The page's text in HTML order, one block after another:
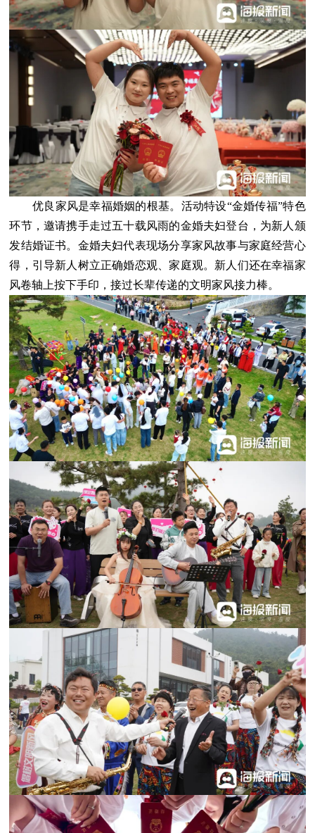
优良家风是幸福婚姻的根基。活动特设“金婚传福”特色
环节，邀请携手走过五十载风雨的金婚夫妇登台，为新人颁
发结婚证书。金婚夫妇代表现场分享家风故事与家庭经营心
得，引导新人树立正确婚恋观、家庭观。新人们还在幸福家
风卷轴上按下手印，接过长辈传递的文明家风接力棒。